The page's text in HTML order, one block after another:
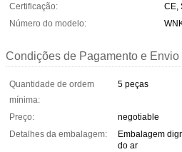
Certificação:
CE,
Número do modelo:
Condições de Pagamento e Envio
Quantidade de ordem
mínima:
5 peças
Preço:
negotiable
Detalhes da embalagem:
Embalagem
do ar